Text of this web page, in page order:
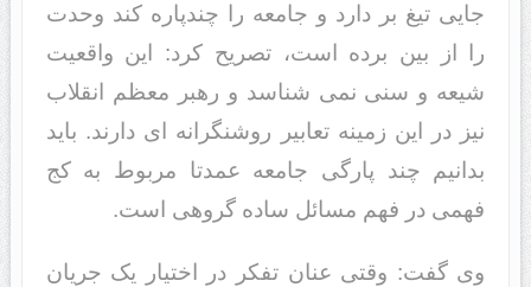
جایی تیغ بر دارد و جامعه را چندپاره کند وحدت
را از بین برده است، تصریح کرد: این واقعیت
شیعه و سنی نمی شناسد و رهبر معظم انقلاب
نیز در این زمینه تعابیر روشنگرانه ای دارند. باید
بدانیم چند پارگی جامعه عمدتا مربوط به کج
فهمی در فهم مسائل ساده گروهی است.
وی گفت: وقتی عنان تفکر در اختیار یک جریان